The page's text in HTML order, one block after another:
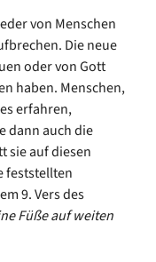
von Menschen
Die neue
oder von Gott
haben. Menschen,
erfahren,
dann auch die
sie auf diesen
feststellten
9. Vers des
Füße auf weiten